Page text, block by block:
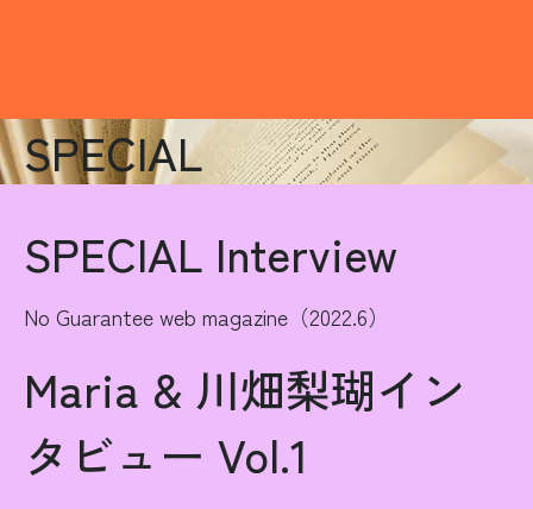
SPECIAL
SPECIAL Interview
No Guarantee web magazine（2022.6）
Maria & 川畑梨瑚イン
タビュー Vol.1